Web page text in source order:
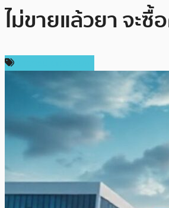
ไม่ขายแล้วยา จะ